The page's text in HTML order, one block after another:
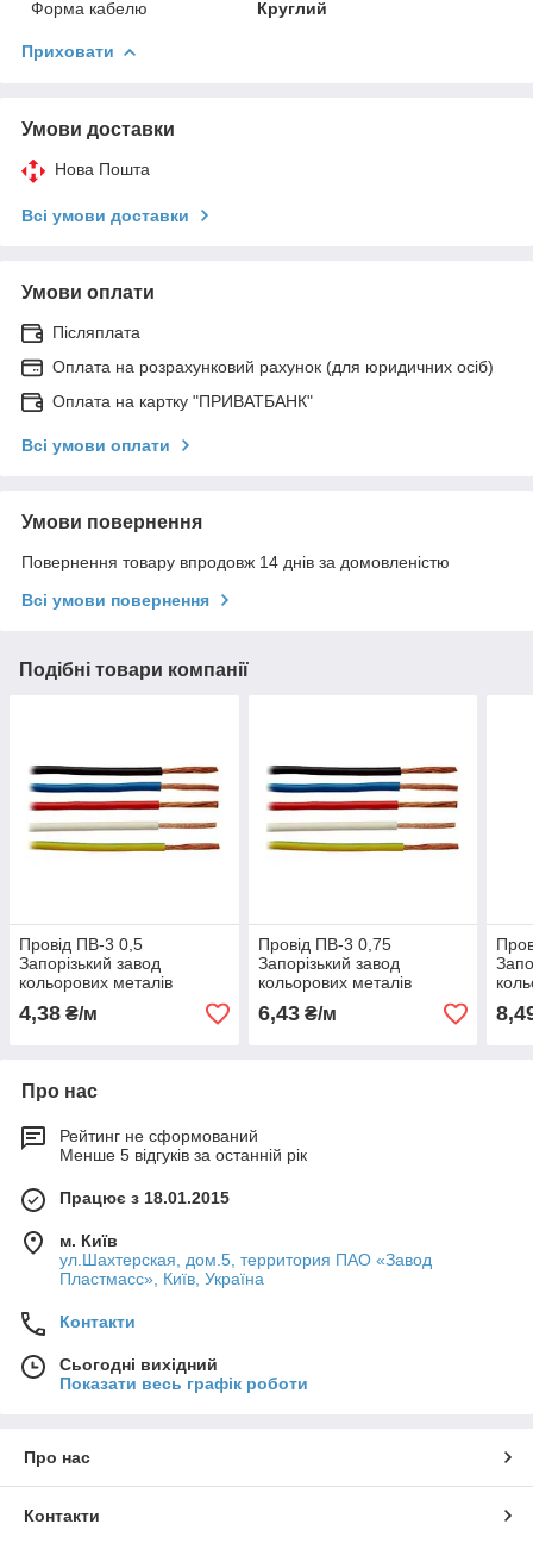
Форма кабелю
Круглий
Приховати
Умови доставки
Нова Пошта
Всі умови доставки
Умови оплати
Післяплата
Оплата на розрахунковий рахунок (для юридичних осіб)
Оплата на картку "ПРИВАТБАНК"
Всі умови оплати
Умови повернення
Повернення товару впродовж 14 днів за домовленістю
Всі умови повернення
Подібні товари компанії
Провід ПВ-3 0,5
Запорізький завод
кольорових металів
(ЗЗКМ)
4,38 ₴/м
Провід ПВ-3 0,75
Запорізький завод
кольорових металів
(ЗЗКМ)
6,43₴/м
Про нас
Рейтинг не сформований
Менше 5 відгуків за останній рік
Працює з 18.01.2015
м. Київ
ул.Шахтерская, дом.5, территория ПАО «Завод
Пластмасс», Київ, Україна
Контакти
Сьогодні вихідний
Показати весь графік роботи
Про нас
Контакти